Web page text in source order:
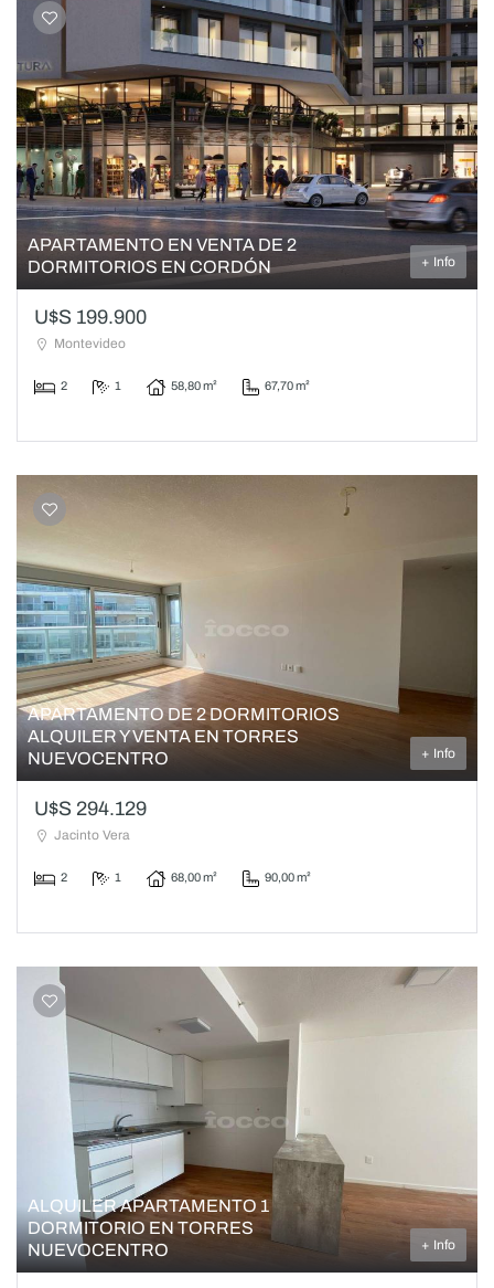
APARTAMENTO EN VENTA DE 2
DORMITORIOS EN CORDÓN
+ Info
U$S 199.900
Montevideo
2 1 58,80 m² 67,70 m²
APARTAMENTO DE 2 DORMITORIOS
ALQUILER Y VENTA EN TORRES
NUEVOCENTRO
+ Info
U$S 294.129
Jacinto Vera
2 1 68,00 m² 90,00 m²
ALQUILER APARTAMENTO 1
DORMITORIO EN TORRES
NUEVOCENTRO
+ Info